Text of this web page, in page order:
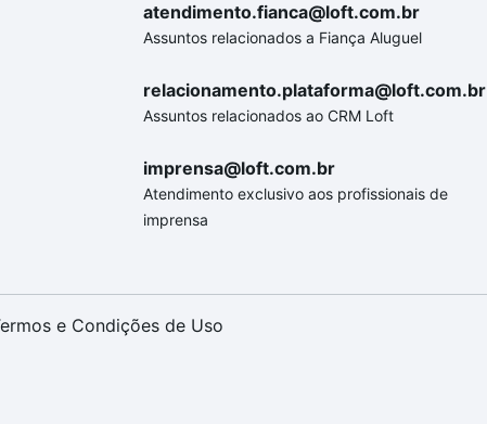
atendimento.fianca@loft.com.br
Assuntos relacionados a Fiança Aluguel
relacionamento.plataforma@loft.com.br
Assuntos relacionados ao CRM Loft
imprensa@loft.com.br
Atendimento exclusivo aos profissionais de
imprensa
e Condições de Uso